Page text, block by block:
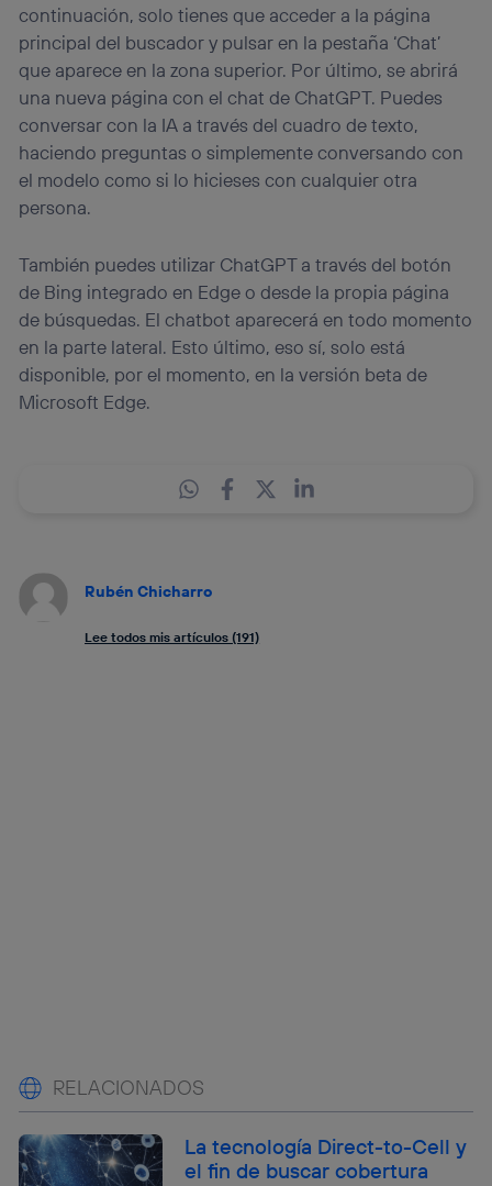
continuación, solo tienes que acceder a la página
principal del buscador y pulsar en la pestaña ‘Chat’
que aparece en la zona superior. Por último, se abrirá
una nueva página con el chat de ChatGPT. Puedes
conversar con la IA a través del cuadro de texto,
haciendo preguntas o simplemente conversando con
el modelo como si lo hicieses con cualquier otra
persona.
También puedes utilizar ChatGPT a través del botón
de Bing integrado en Edge o desde la propia página
de búsquedas. El chatbot aparecerá en todo momento
en la parte lateral. Esto último, eso sí, solo está
disponible, por el momento, en la versión beta de
Microsoft Edge.
Rubén Chicharro
Lee todos mis artículos (191)
RELACIONADOS
La tecnología Direct-to-Cell y
el fin de buscar cobertura